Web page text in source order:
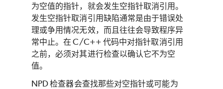
为空值的指针，就会发生空指针取消引用。
发生空指针取消引用缺陷通常是由于错误处
理或争用情况无效，而且往往会导致程序异
常中止。在 C/C++ 代码中对指针取消引用
之前，必须对其进行检查以确认它不为空
值。
NPD 检查器会查找那些对空指针或可能为